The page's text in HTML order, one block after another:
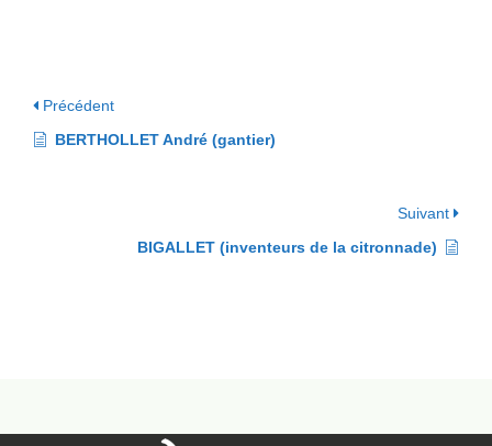
Précédent
BERTHOLLET André (gantier)
Suivant
BIGALLET (inventeurs de la citronnade)